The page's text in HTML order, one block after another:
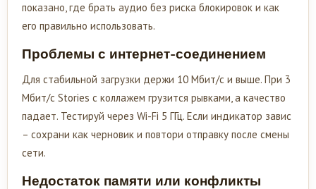
показано, где брать аудио без риска блокировок и как
его правильно использовать.
Проблемы с интернет-соединением
Для стабильной загрузки держи 10 Мбит/с и выше. При 3
Мбит/с Stories с коллажем грузится рывками, а качество
падает. Тестируй через Wi-Fi 5 ГГц. Если индикатор завис
– сохрани как черновик и повтори отправку после смены
сети.
Недостаток памяти или конфликты